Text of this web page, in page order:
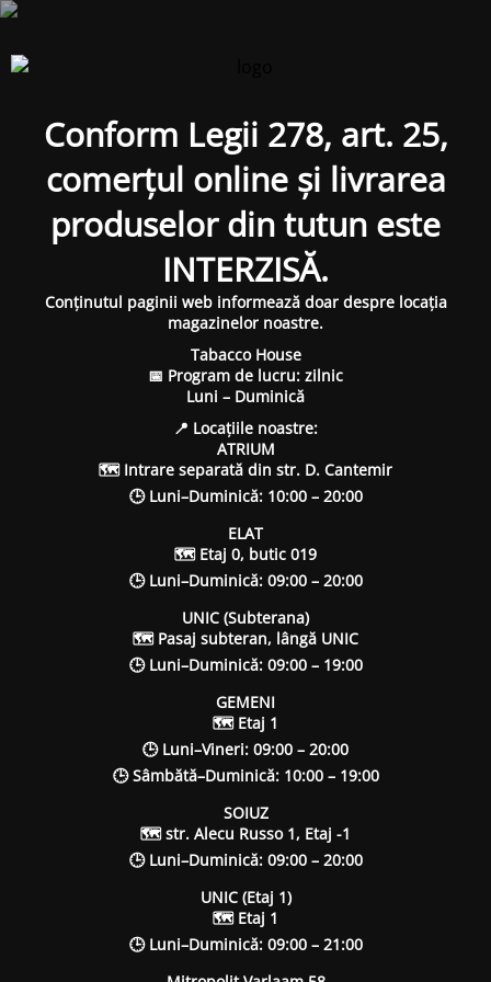
Conform Legii 278, art. 25,
comerțul online și livrarea
produselor din tutun este
INTERZISĂ.
Conținutul paginii web informează doar despre locația
magazinelor noastre.
Tabacco House
📅 Program de lucru: zilnic
Luni – Duminică
📍 Locațiile noastre:
ATRIUM
🗺 Intrare separată din str. D. Cantemir
🕒 Luni–Duminică: 10:00 – 20:00
ELAT
🗺 Etaj 0, butic 019
🕒 Luni–Duminică: 09:00 – 20:00
UNIC (Subterana)
🗺 Pasaj subteran, lângă UNIC
🕒 Luni–Duminică: 09:00 – 19:00
GEMENI
🗺 Etaj 1
🕒 Luni–Vineri: 09:00 – 20:00
🕒 Sâmbătă–Duminică: 10:00 – 19:00
SOIUZ
🗺 str. Alecu Russo 1, Etaj -1
🕒 Luni–Duminică: 09:00 – 20:00
UNIC (Etaj 1)
🗺 Etaj 1
🕒 Luni–Duminică: 09:00 – 21:00